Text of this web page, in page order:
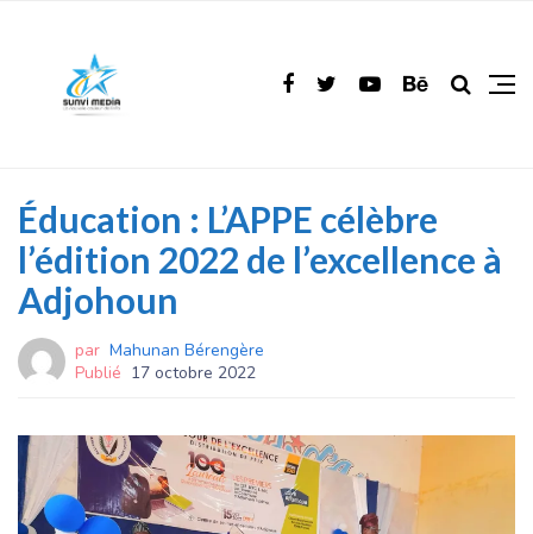
Éducation : L’APPE célèbre
l’édition 2022 de l’excellence à
Adjohoun
par Mahunan Bérengère
Publié 17 octobre 2022